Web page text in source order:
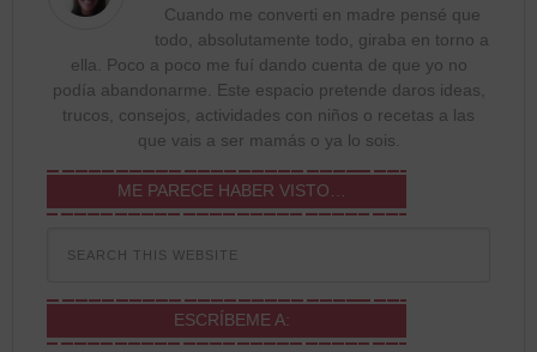
Cuando me converti en madre pensé que
todo, absolutamente todo, giraba en torno a
ella. Poco a poco me fuí dando cuenta de que yo no
podía abandonarme. Este espacio pretende daros ideas,
trucos, consejos, actividades con niños o recetas a las
que vais a ser mamás o ya lo sois.
ME PARECE HABER VISTO…
ESCRÍBEME A: